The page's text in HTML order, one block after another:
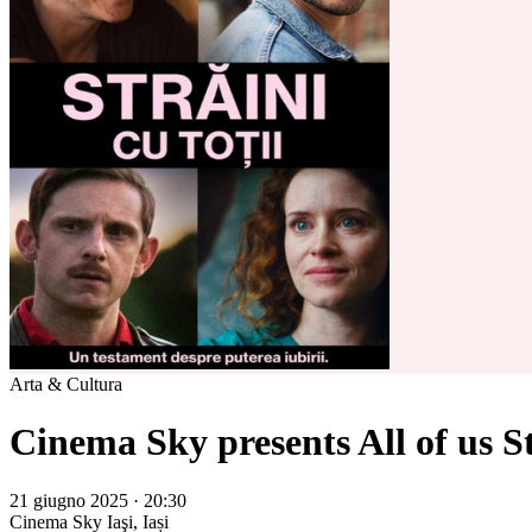
Arta & Cultura
Cinema Sky presents All of us
21 giugno 2025 · 20:30
Cinema Sky Iaşi, Iași